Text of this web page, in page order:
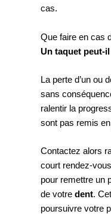
cas.
Que faire en cas
Un taquet peut-
La perte d’un ou
sans
ralentir la
sont pas remis
Contactez alors
court rendez-
pour remettre un
de votre dent.
poursuivre votre